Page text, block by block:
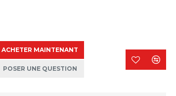
ACHETER MAINTENANT
POSER UNE QUESTION